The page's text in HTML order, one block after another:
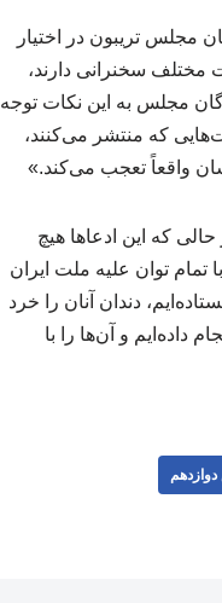
مجلس تریبون در اختیار
مختلف سخنرانی دارند،
مجلس به این نکات توجه
که منتشر می‌کنند،
واقعاً تعجب می‌کند.»
که این ادعاها هیچ
تمام توان علیه ملت ایران
دندان آنان را خرد
داده‌ایم و آن‌ها را با